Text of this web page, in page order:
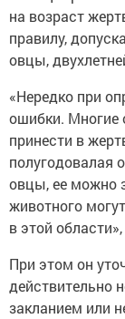
на возраст
правилу,
овцы,
«Нередко при
ошибки. Многие
принести в
полугодовалая
овцы, ее можно
животного
в этой
При этом он
действительно
закланием или